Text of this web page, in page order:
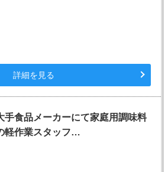
詳細を見る
手食品メーカーにて家庭用調味料
軽作業スタッフ…